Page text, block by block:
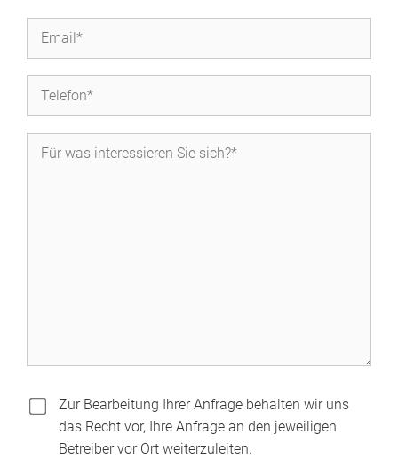
Zur Bearbeitung Ihrer Anfrage behalten wir uns
das Recht vor, Ihre Anfrage an den jeweiligen
Betreiber vor Ort weiterzuleiten.